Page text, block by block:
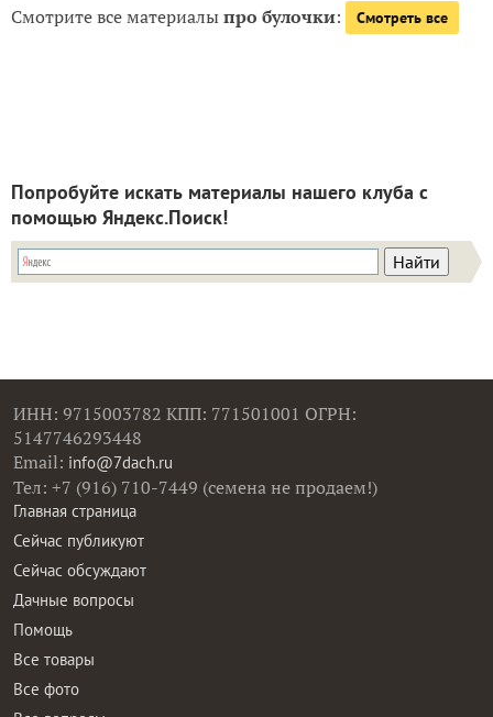
Смотрите все материалыпро булочки: Смотреть все
Попробуйте искать материалы нашего клуба с
помощью Яндекс.Поиск!
ИНН: 9715003782 КПП: 771501001 ОГРН:
5147746293448
Email: info@7dach.ru
Тел: +7 (916) 710-7449 (семена не продаем!)
Главная страница
Сейчас публикуют
Сейчас обсуждают
Дачные вопросы
Помощь
Все товары
Все фото